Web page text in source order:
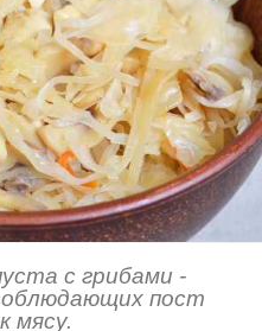
с грибами -
пост
мясу.